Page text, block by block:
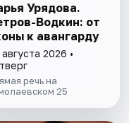
Урядова.
Водкин: от
к авангарду
2026 •
речь на
25